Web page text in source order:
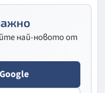
най-новото от